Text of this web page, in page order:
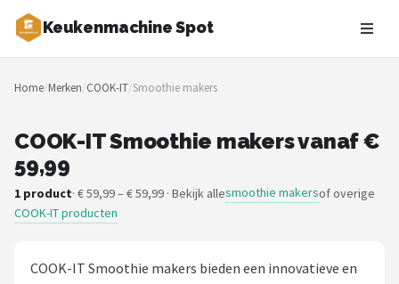
Keukenmachine Spot
Zoeken
NAVIGATIE
Merken
Blog
Home/Merken/COOK-IT/Smoothie makers
COOK-IT Smoothie makers vanaf €
59,99
1 product· € 59,99 – € 59,99 · Bekijk allesmoothie makersof overige
COOK-IT producten
COOK-IT Smoothie makers bieden een innovatieve en